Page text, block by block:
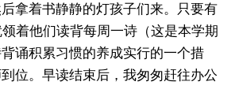
拿着书静静的灯孩子们来。只要有
着他们读背每周一诗（这是本学期
诵积累习惯的养成实行的一个措
位。早读结束后，我匆匆赶往办公